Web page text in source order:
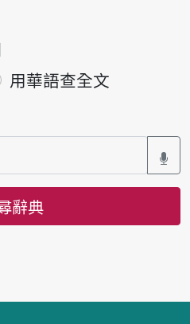
用華語查全文
辭典